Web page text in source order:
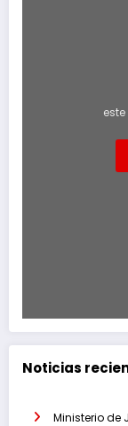
Noticias
Ministerio de